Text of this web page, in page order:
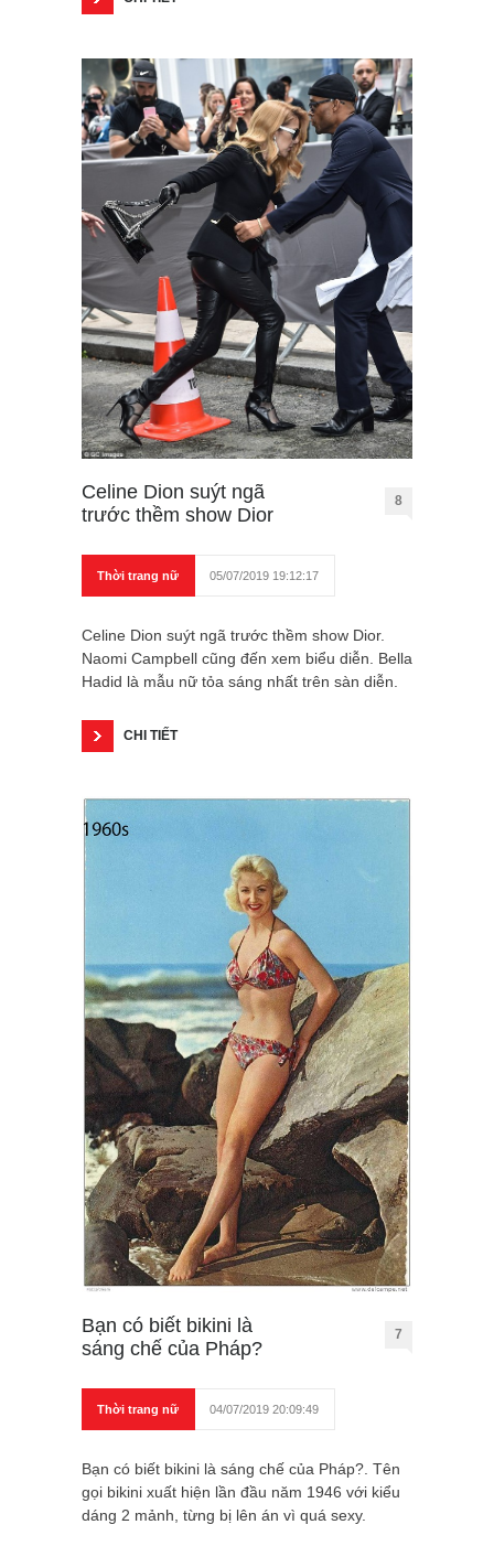
Celine Dion suýt ngã
trước thềm show Dior
8
Thời trang nữ 05/07/2019 19:12:17
Celine Dion suýt ngã trước thềm show Dior.
Naomi Campbell cũng đến xem biểu diễn. Bella
Hadid là mẫu nữ tỏa sáng nhất trên sàn diễn.
CHI TIẾT
Bạn có biết bikini là
sáng chế của Pháp?
7
Thời trang nữ 04/07/2019 20:09:49
Bạn có biết bikini là sáng chế của Pháp?. Tên
gọi bikini xuất hiện lần đầu năm 1946 với kiểu
dáng 2 mảnh, từng bị lên án vì quá sexy.